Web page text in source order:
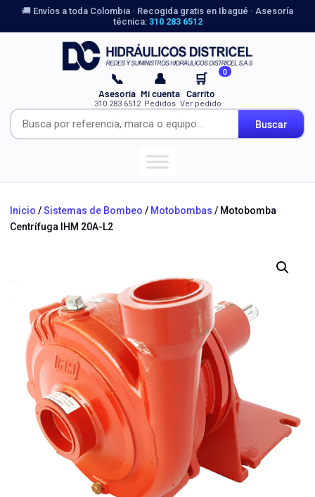
🚚 Envíos a toda Colombia · Recogida gratis en Ibagué · Asesoría
técnica: 310 283 6512
Buscar
📞
Asesoría
310 283 6512
👤
Mi cuenta
Pedidos
🛒 0
Carrito
Ver pedido
Inicio /Sistemas de Bombeo / Motobombas / Motobomba
Centrífuga IHM 20A-L2